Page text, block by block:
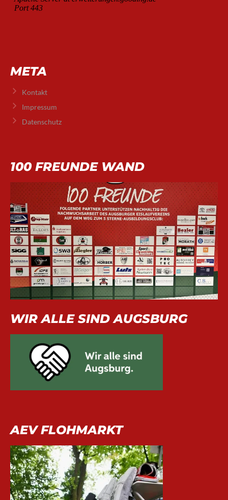
META
Kontakt
Impressum
Datenschutz
100 FREUNDE WAND
WIR ALLE SIND AUGSBURG
AEV FLOHMARKT